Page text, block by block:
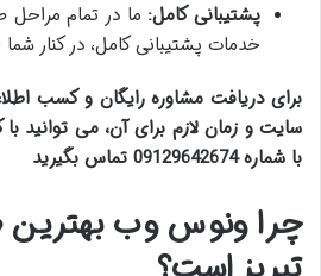
پشتیبانی کامل: ما در تمام مراحل
خدمات پشتیبانی کامل، در کنار
برای دریافت مشاوره رایگان و کسب
سایت و زمان لازم برای آن، می توانید
با شماره 09129642674 تماس بگیرید
چرا ونوس وب